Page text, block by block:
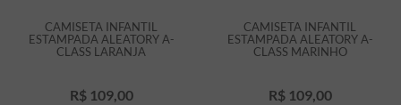
CAMISETA INFANTIL
ESTAMPADA ALEATORY A-
CLASS LARANJA
R$ 109,00
CAMISETA INFANTIL
ESTAMPADA ALEATORY A-
CLASS MARINHO
R$ 109,00